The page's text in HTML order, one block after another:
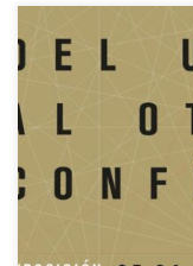
Reseña de la
Cervantes de Madrid